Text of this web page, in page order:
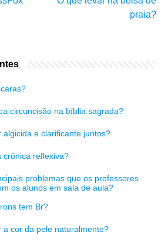
praia?
circuncisão na bíblia sagrada?
algicida e clarificante juntos?
crônica reflexiva?
problemas que os professores
os alunos em sala de aula?
tem Br?
a cor da pele naturalmente?